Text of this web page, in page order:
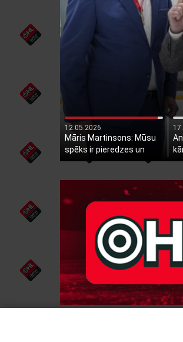
12.05.2026
Māris Martinsons: Mūsu
spēks ir pieredzes un
jaunības savienojums